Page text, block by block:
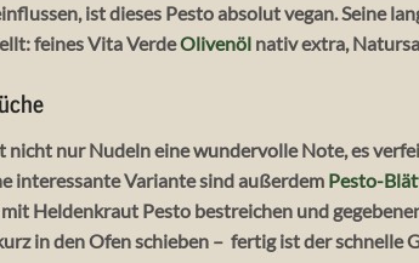
ist dieses Pesto absolut vegan. Seine
feines Vita VerdeOlivenöl nativ extra,
nur Nudeln eine wundervolle Note, es
interessante Variante sind außerdem Pesto-
Heldenkraut Pesto bestreichen und
in den Ofen schieben – fertig ist der schnelle